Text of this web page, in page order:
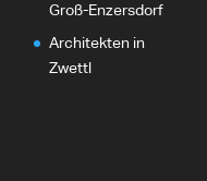
Groß-Enzersdorf
Architekten in
Zwettl